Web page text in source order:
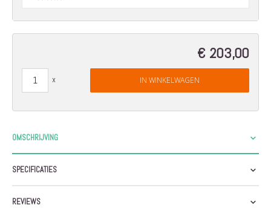
€ 203,00
IN WINKELWAGEN
OMSCHRIJVING
SPECIFICATIES
REVIEWS